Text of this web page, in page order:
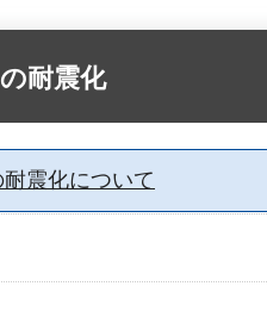
耐震化
震化について